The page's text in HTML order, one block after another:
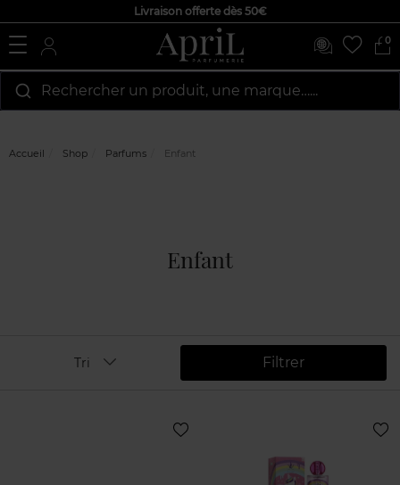
Livraison offerte dès 50€
0
Rechercher un produit, une marque…...
Accueil Shop Parfums Enfant
Enfant
Filtrer
Tri